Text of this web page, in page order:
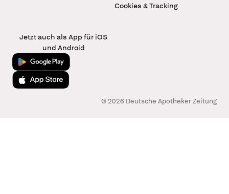
Cookies & Tracking
Jetzt auch als App für iOS
und Android
Jetzt bei Google Play
Laden im App Store
© 2026 Deutsche Apotheker Zeitung